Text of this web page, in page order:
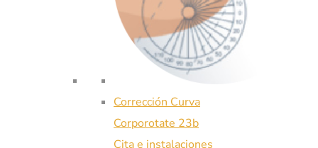
Corrección Curva
Corporotate 23b
Cita e instalaciones